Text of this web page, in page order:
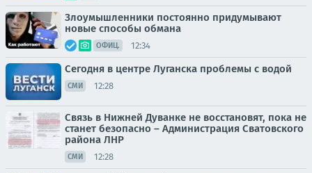
Злоумышленники постоянно придумывают
новые способы обмана
ОФИЦ. 12:34
Сегодня в центре Луганска проблемы с водой
СМИ 12:28
Связь в Нижней Дуванке не восстановят, пока не
станет безопасно – Администрация Сватовского
района ЛНР
СМИ 12:28